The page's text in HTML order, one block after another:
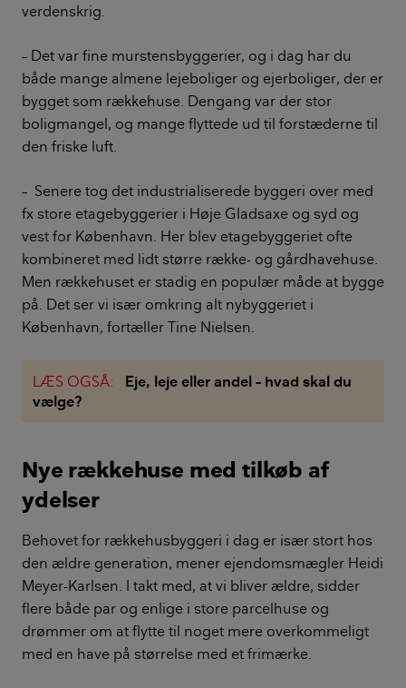
verdenskrig.
– Det var fine murstensbyggerier, og i dag har du
både mange almene lejeboliger og ejerboliger, der er
bygget som rækkehuse. Dengang var der stor
boligmangel, og mange flyttede ud til forstæderne til
den friske luft.
– Senere tog det industrialiserede byggeri over med
fx store etagebyggerier i Høje Gladsaxe og syd og
vest for København. Her blev etagebyggeriet ofte
kombineret med lidt større række- og gårdhavehuse.
Men rækkehuset er stadig en populær måde at bygge
på. Det ser vi især omkring alt nybyggeriet i
København, fortæller Tine Nielsen.
LÆS OGSÅ:
Eje, leje eller andel – hvad skal du
vælge?
Nye rækkehuse med tilkøb af
ydelser
Behovet for rækkehusbyggeri i dag er især stort hos
den ældre generation, mener ejendomsmægler Heidi
Meyer-Karlsen. I takt med, at vi bliver ældre, sidder
flere både par og enlige i store parcelhuse og
drømmer om at flytte til noget mere overkommeligt
med en have på størrelse med et frimærke.